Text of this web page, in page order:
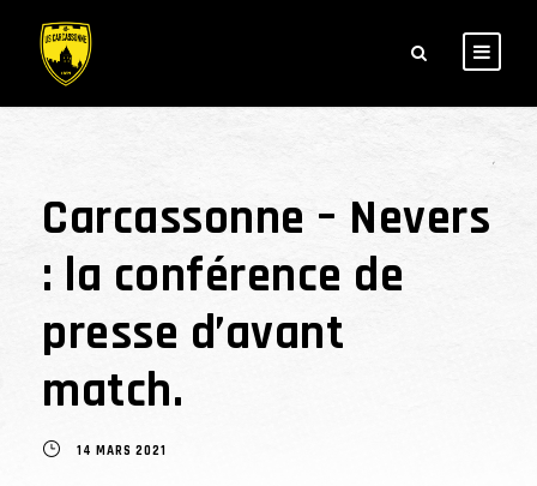
Carcassonne – Nevers
: la conférence de
presse d’avant
match.
14 MARS 2021